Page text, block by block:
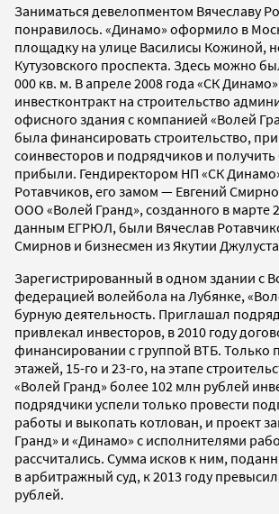
Заниматься девелопментом Вячеславу
понравилось. «Динамо» оформило в
площадку на улице Василисы Кожиной,
Кутузовского проспекта. Здесь можно
000 кв. м. В апреле 2008 года «СК
инвестконтракт на строительство
офисного здания с компанией «Волей
была финансировать строительство,
соинвесторов и подрядчиков и
прибыли. Гендиректором НП «СК
Ротавчиков, его замом — Евгений
ООО «Волей Гранд», созданного в марте
данным ЕГРЮЛ, были Вячеслав
Смирнов и бизнесмен из Якутии
Зарегистрированный в одном здании с
федерацией волейбола на Лубянке,
бурную деятельность. Приглашал
привлекал инвесторов, в 2010 году
финансировании с группой ВТБ. Только
этажей, 15-го и 23-го, на этапе
«Волей Гранд» более 102 млн рублей
подрядчики успели только провести
работы и выкопать котлован, и проект
Гранд» и «Динамо» с исполнителями
рассчитались. Сумма исков к ним,
в арбитражный суд, к 2013 году
рублей.